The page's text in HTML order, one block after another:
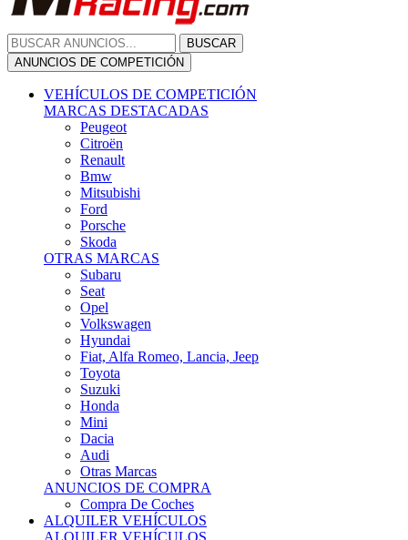
BUSCAR
ANUNCIOS DE COMPETICIÓN
VEHÍCULOS DE COMPETICIÓN
MARCAS DESTACADAS
Peugeot
Citroën
Renault
Bmw
Mitsubishi
Ford
Porsche
Skoda
OTRAS MARCAS
Subaru
Seat
Opel
Volkswagen
Hyundai
Fiat, Alfa Romeo, Lancia, Jeep
Toyota
Suzuki
Honda
Mini
Dacia
Audi
Otras Marcas
ANUNCIOS DE COMPRA
Compra De Coches
ALQUILER VEHÍCULOS
ALQUILER VEHÍCULOS
Ofertas